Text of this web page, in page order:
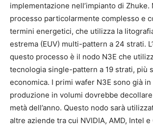
implementazione nell’impianto di Zhuke.
processo particolarmente complesso e
termini energetici, che utilizza la
estrema (EUV) multi-pattern a 24 strati.
questo processo è il nodo N3E che
tecnologia single-pattern a 19 strati, più
economica. I primi wafer N3E sono già
produzione in volumi dovrebbe
metà dell’anno. Questo nodo sarà
altre aziende tra cui NVIDIA, AMD, Intel e